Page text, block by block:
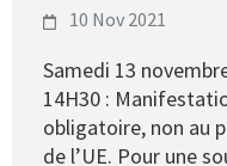
10 Nov 2021
Samedi 13
14H30 :
obligatoire, non au
de l’UE. Pour une